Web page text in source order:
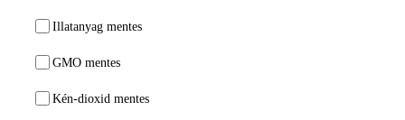
Illatanyag mentes
GMO mentes
Kén-dioxid mentes